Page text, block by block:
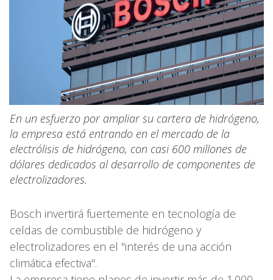
En un esfuerzo por ampliar su cartera de hidrógeno,
la empresa está entrando en el mercado de la
electrólisis de hidrógeno, con casi 600 millones de
dólares dedicados al desarrollo de componentes de
electrolizadores.
Bosch invertirá fuertemente en tecnología de
celdas de combustible de hidrógeno y
electrolizadores en el "interés de una acción
climática efectiva".